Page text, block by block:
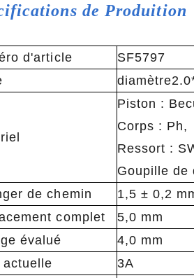
de Produition
d'article
SF5797
Piston :
Corps :
Ressort :
Goupille
de chemin
1,5 ± 0,2
complet
5,0 mm
évalué
4,0 mm
actuelle
3A